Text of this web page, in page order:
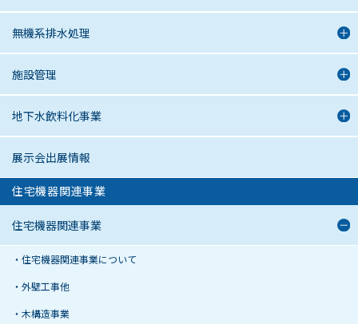
無機系排水処理
施設管理
地下水飲料化事業
展示会出展情報
住宅機器関連事業
住宅機器関連事業
住宅機器関連事業について
外壁工事他
木構造事業